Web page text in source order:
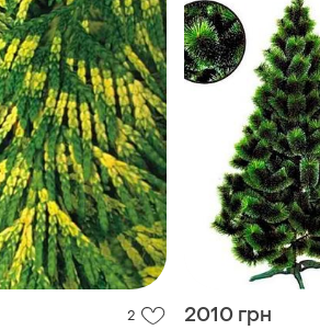
2 2010 грн